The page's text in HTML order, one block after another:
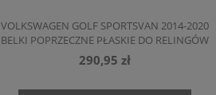
VOLKSWAGEN GOLF SPORTSVAN 2014-2020
BELKI POPRZECZNE PŁASKIE DO RELINGÓW
290,95 zł